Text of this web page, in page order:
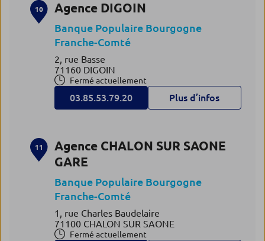
10 Agence DIGOIN
Banque Populaire Bourgogne
Franche-Comté
2, rue Basse
71160 DIGOIN
Fermé actuellement
03.85.53.79.20 Plus d’infos
11
Agence CHALON SUR SAONE
GARE
Banque Populaire Bourgogne
Franche-Comté
1, rue Charles Baudelaire
71100 CHALON SUR SAONE
Fermé actuellement